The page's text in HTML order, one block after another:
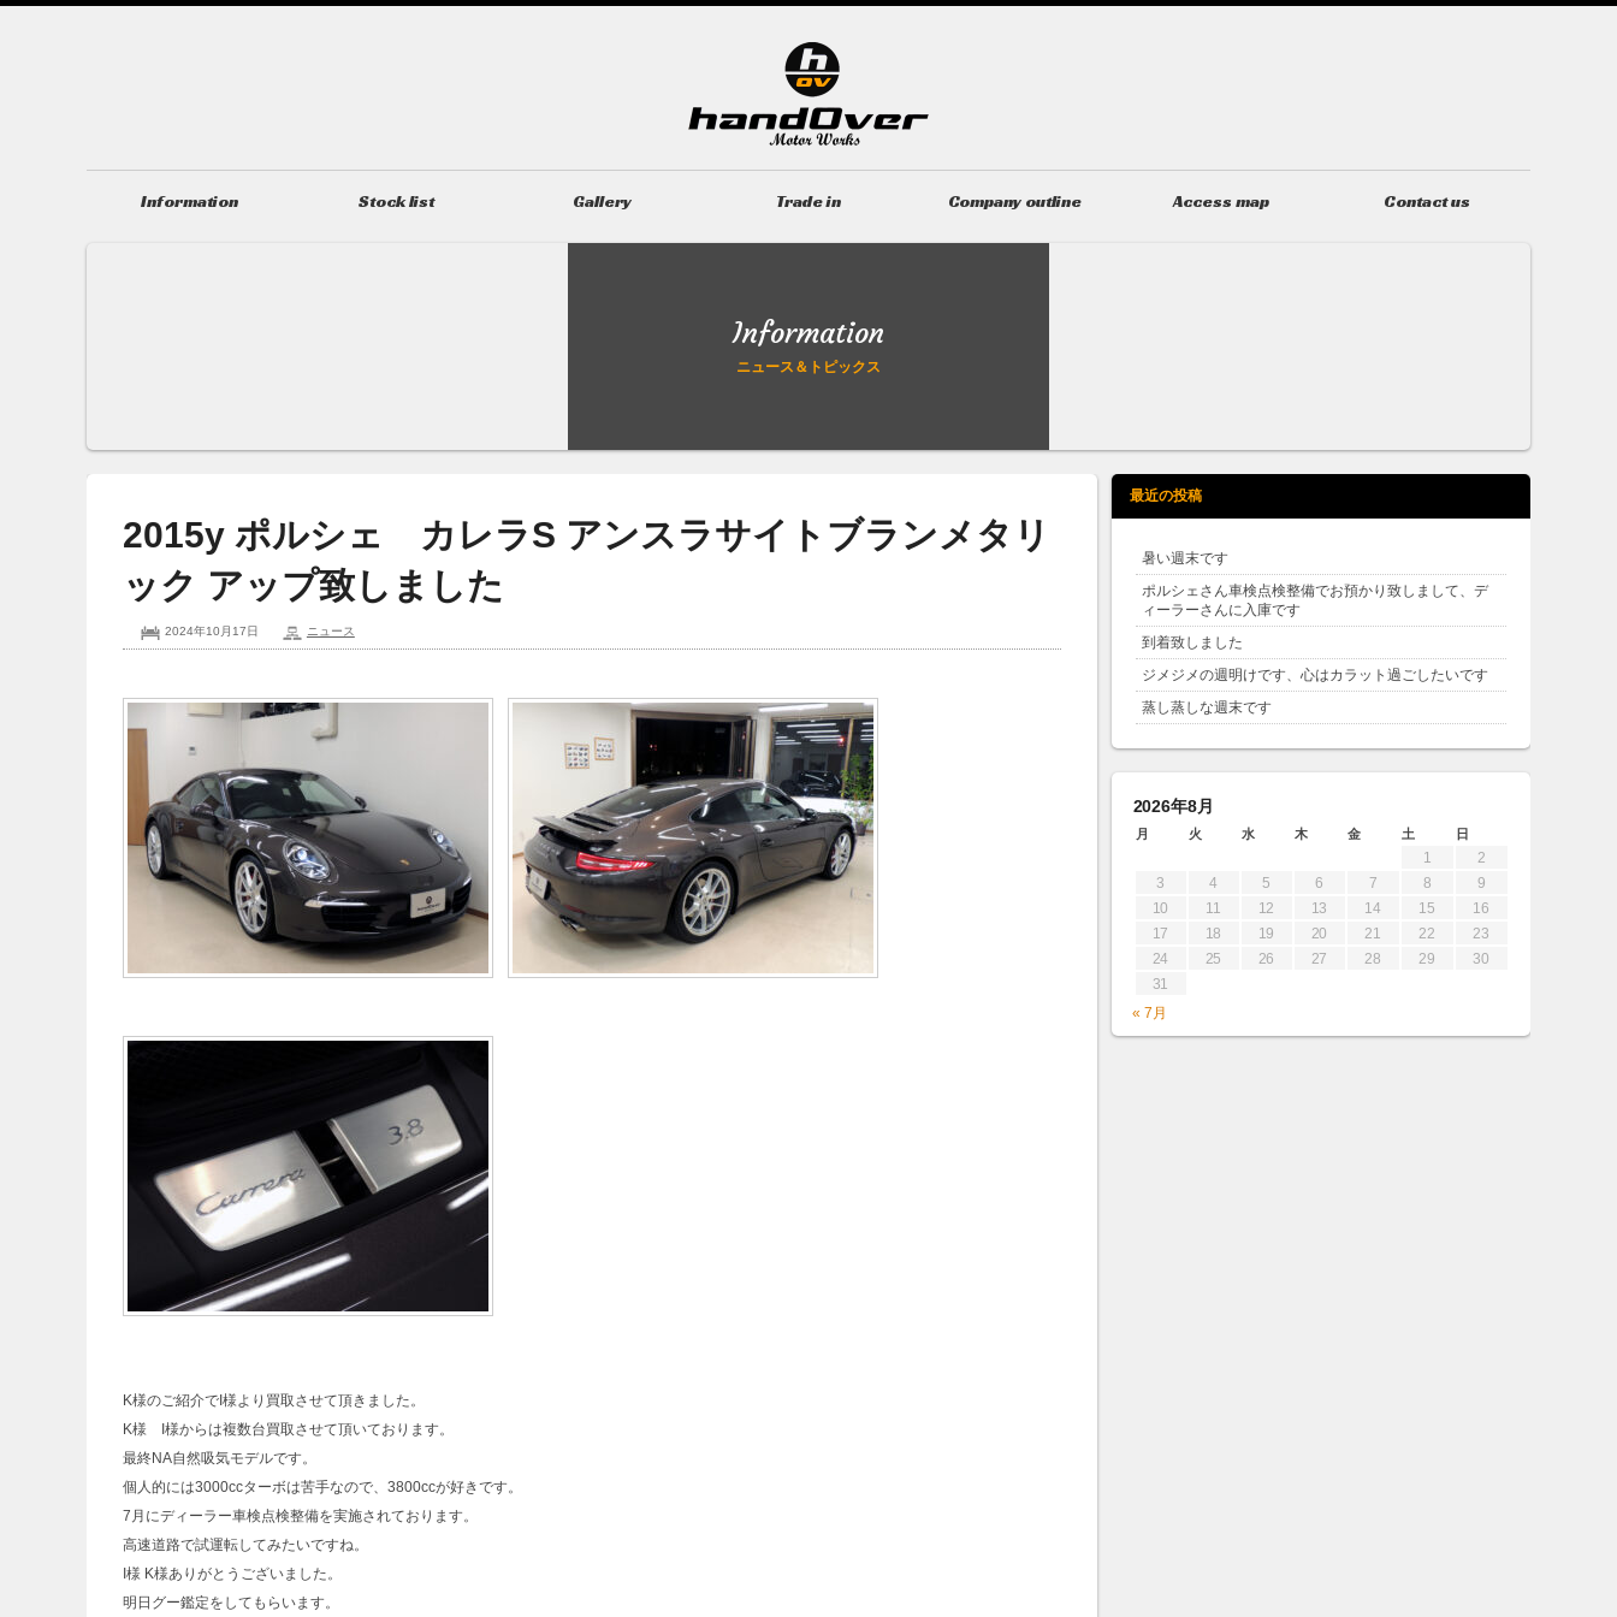
Information Stock list Gallery Trade in Company outline Access map Contact us
Information
ニュース＆トピックス
2015y ポルシェ カレラS アンスラサイトブランメタリ
ック アップ致しました
2024年10月17日 ニュース
K様のご紹介でI様より買取させて頂きました。
K様 I様からは複数台買取させて頂いております。
最終NA自然吸気モデルです。
個人的には3000ccターボは苦手なので、3800ccが好きです。
7月にディーラー車検点検整備を実施されております。
高速道路で試運転してみたいですね。
I様 K様ありがとうございました。
明日グー鑑定をしてもらいます。
最近の投稿
暑い週末です
ポルシェさん車検点検整備でお預かり致しまして、デ
ィーラーさんに入庫です
到着致しました
ジメジメの週明けです、心はカラット過ごしたいです
蒸し蒸しな週末です
2026年8月
月 火 水 木 金 土 日
1
2
3
4 5 6 7 8
9
10
11 12 13 14 15
16
17
18 19 20 21 22
23
24
25 26 27 28 29
30
31
« 7月